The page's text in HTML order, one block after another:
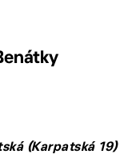
(Karpatská 19)